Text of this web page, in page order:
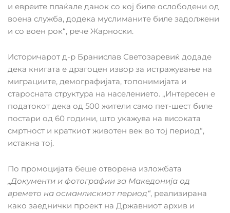
и евреите плаќале данок со кој биле ослободени од
воена служба, додека муслиманите биле задолжени
и со воен рок“, рече Жарноски.
Историчарот д-р Бранислав Светозаревиќ додаде
дека книгата е драгоцен извор за истражување на
миграциите, демографијата, топонимијата и
старосната структура на населението. „Интересен е
податокот дека од 500 жители само пет-шест биле
постари од 60 години, што укажува на високата
смртност и краткиот животен век во тој период“,
истакна тој.
По промоцијата беше отворена изложбата
„Документи и фотографии за Македонија од
времето на османлискиот период“, реализирана
како заеднички проект на Државниот архив и